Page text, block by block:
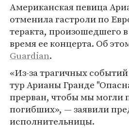
Американская певица
отменила гастроли по
теракта, произошедшего
время ее концерта. Об
Guardian.
«Из-за трагичных
тур Арианы Гранде
прерван, чтобы мы могли
погибших», — заявили
исполнительницы.